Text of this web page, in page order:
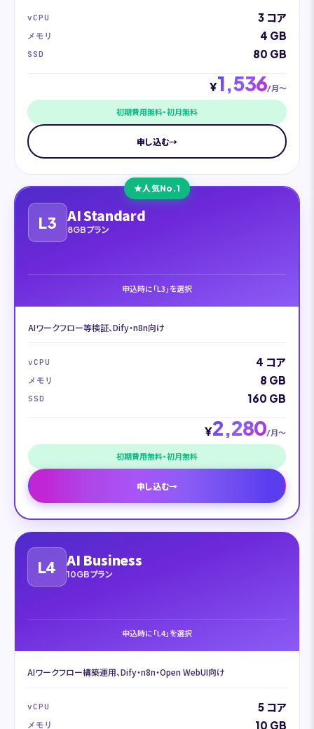
vCPU 3 コア
メモリ 4 GB
SSD 80 GB
¥1,536/月〜
初期費用無料・初月無料
申し込む→
人気No.1
L3 AI Standard
8GBプラン
申込時に「L3」を選択
AIワークフロー等検証、Dify・n8n向け
vCPU 4 コア
メモリ 8 GB
SSD 160 GB
¥2,280/月〜
初期費用無料・初月無料
申し込む→
L4 AI Business
10GBプラン
申込時に「L4」を選択
AIワークフロー構築運用、Dify・n8n・Open WebUI向け
vCPU 5 コア
メモリ 10 GB